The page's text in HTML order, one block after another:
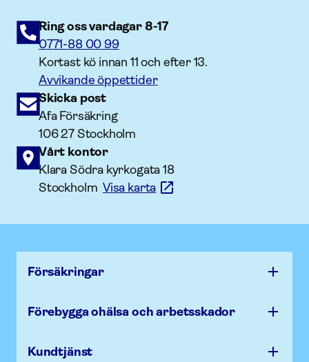
Ring oss vardagar 8-17
0771-88 00 99
Kortast kö innan 11 och efter 13.
Avvikande öppettider
Skicka post
Afa Försäkring
106 27 Stockholm
Vårt kontor
Klara Södra kyrkogata 18
StockholmVisa karta
Försäk­ringar
Förebygga ohälsa och arbets­skador
Kundtjänst